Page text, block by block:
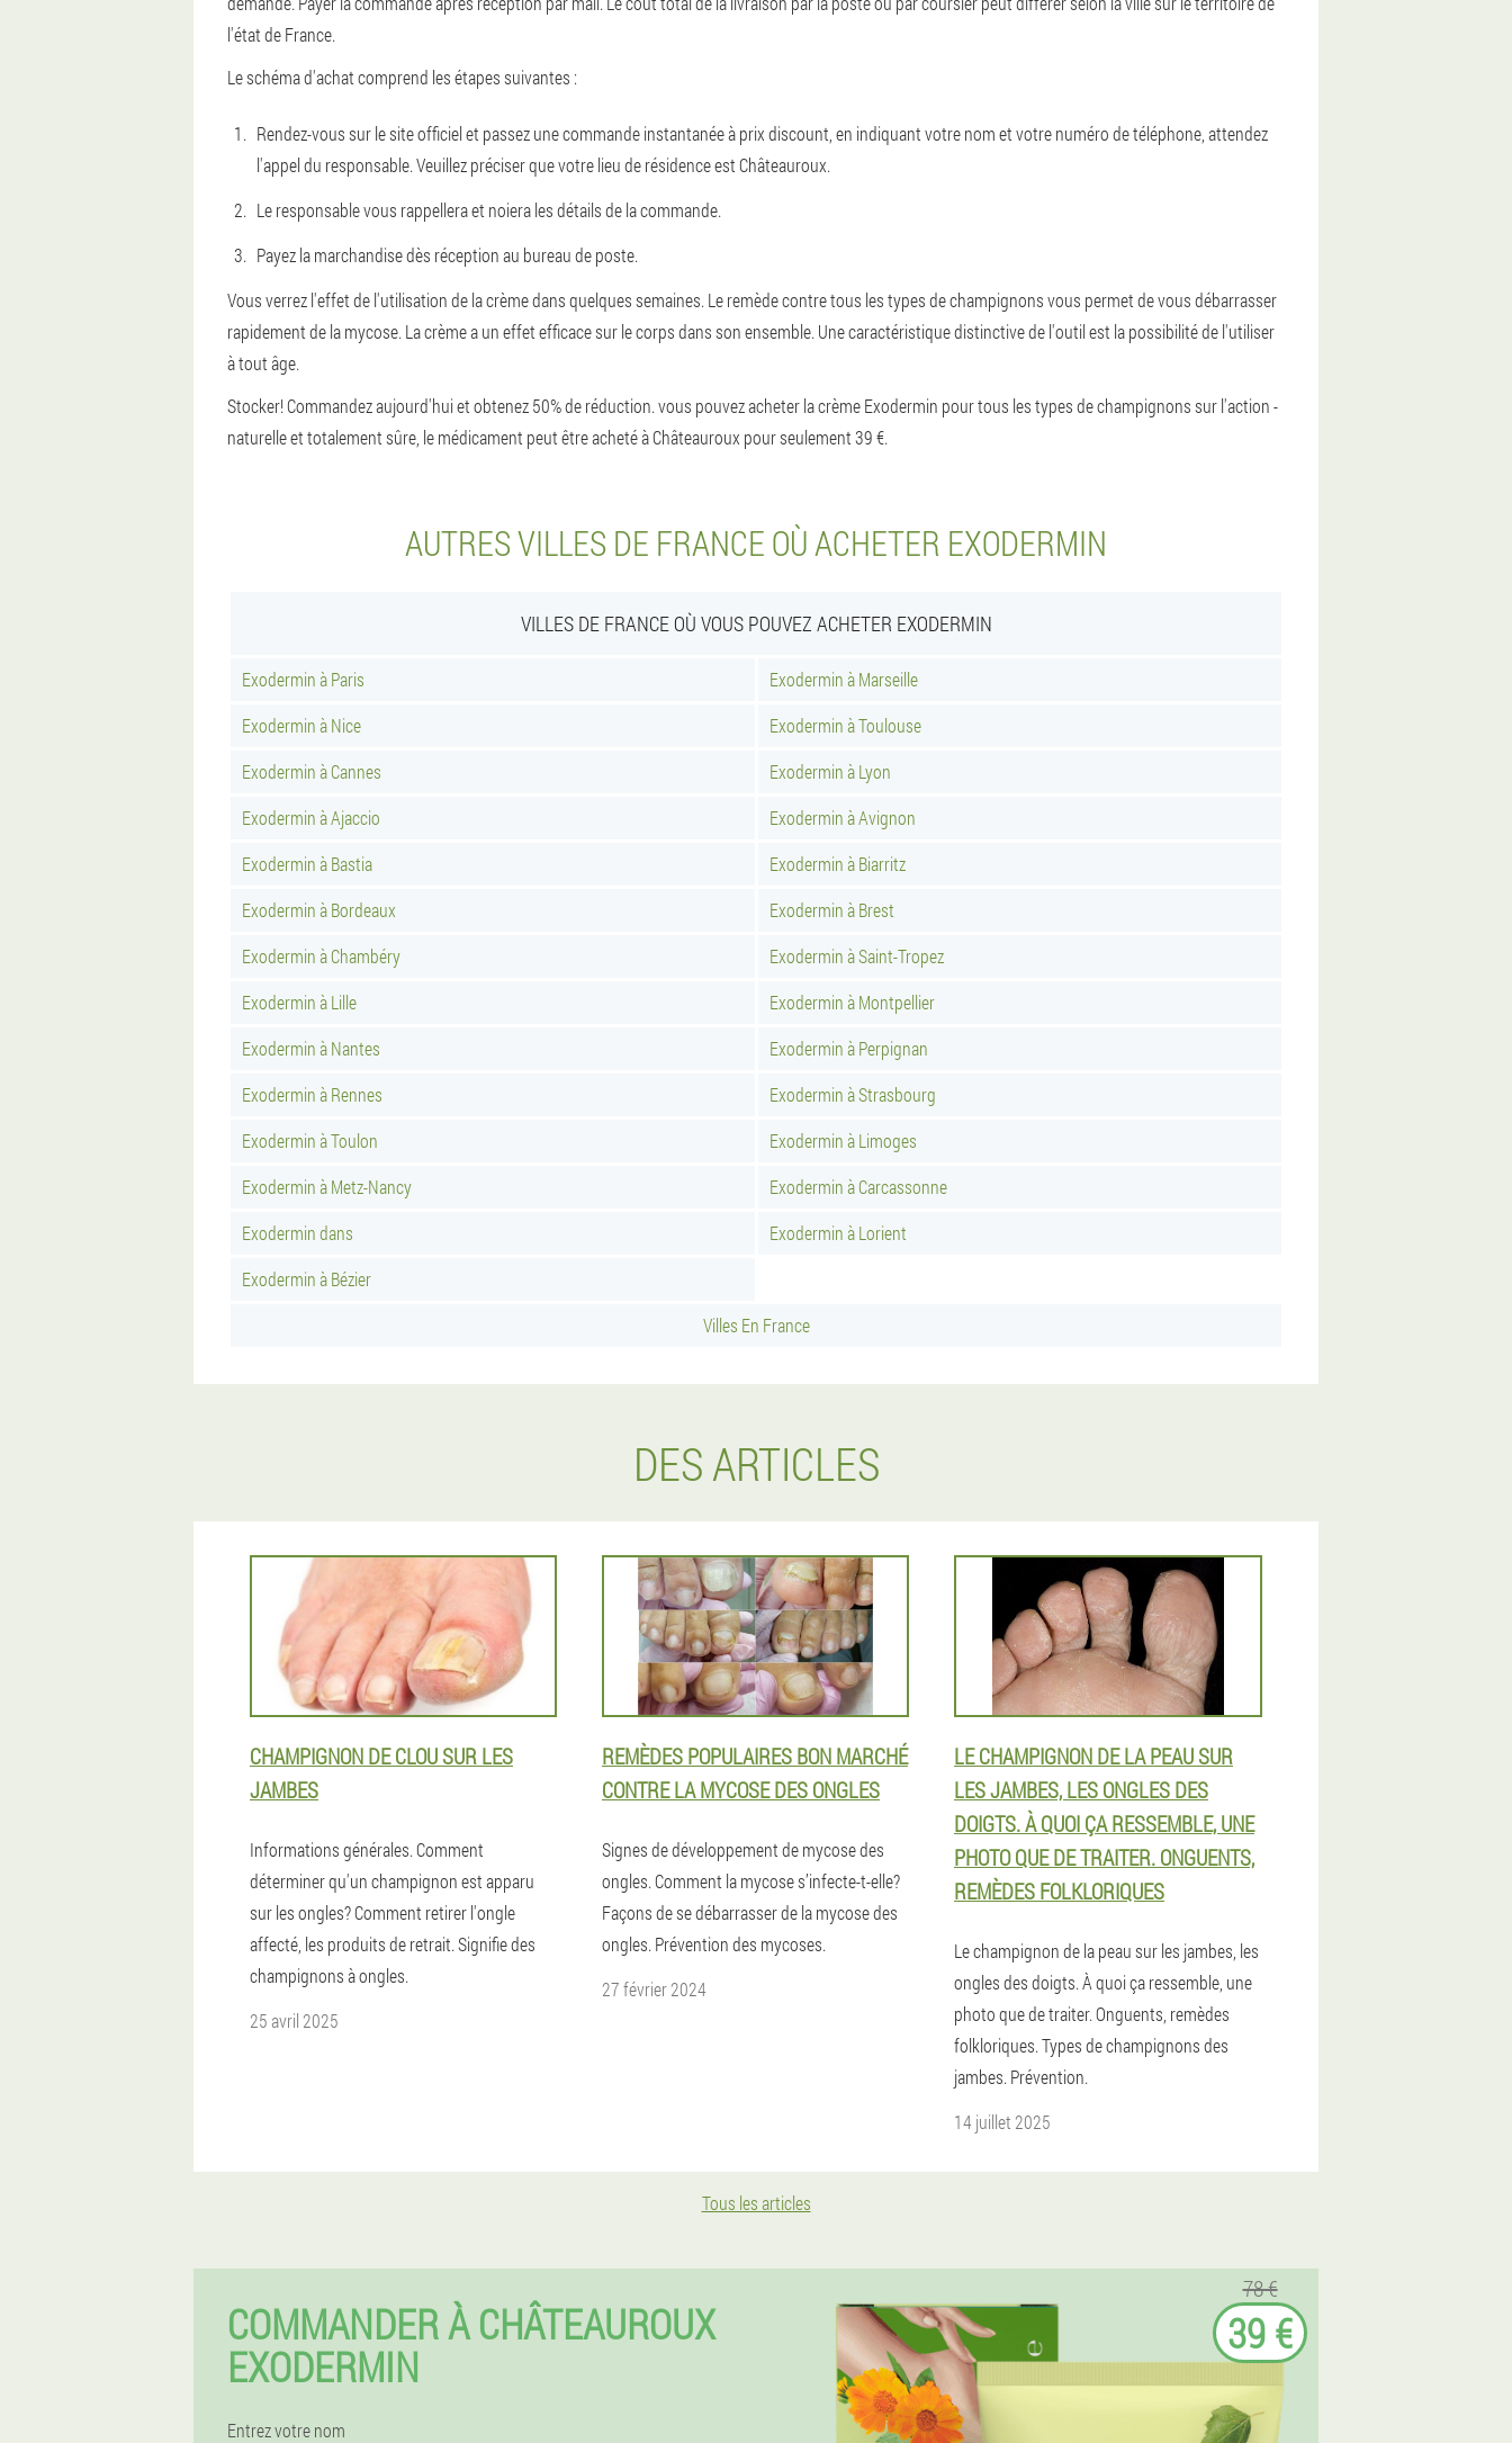
l'état de France.
Le schéma d'achat comprend les étapes suivantes :
Rendez-vous sur le site officiel et passez une commande instantanée à prix discount, en indiquant votre nom et votre numéro de téléphone, attendez
l'appel du responsable. Veuillez préciser que votre lieu de résidence est Châteauroux.
Le responsable vous rappellera et noiera les détails de la commande.
Payez la marchandise dès réception au bureau de poste.
Vous verrez l'effet de l'utilisation de la crème dans quelques semaines. Le remède contre tous les types de champignons vous permet de vous débarrasser
rapidement de la mycose. La crème a un effet efficace sur le corps dans son ensemble. Une caractéristique distinctive de l'outil est la possibilité de l'utiliser
à tout âge.
Stocker! Commandez aujourd'hui et obtenez 50% de réduction. vous pouvez acheter la crème Exodermin pour tous les types de champignons sur l'action -
naturelle et totalement sûre, le médicament peut être acheté à Châteauroux pour seulement 39 €.
AUTRES VILLES DE FRANCE OÙ ACHETER EXODERMIN
VILLES DE FRANCE OÙ VOUS POUVEZ ACHETER EXODERMIN
Exodermin à Paris
Exodermin à Marseille
Exodermin à Nice
Exodermin à Toulouse
Exodermin à Cannes
Exodermin à Lyon
Exodermin à Ajaccio
Exodermin à Avignon
Exodermin à Bastia
Exodermin à Biarritz
Exodermin à Bordeaux
Exodermin à Brest
Exodermin à Chambéry
Exodermin à Saint-Tropez
Exodermin à Lille
Exodermin à Montpellier
Exodermin à Nantes
Exodermin à Perpignan
Exodermin à Rennes
Exodermin à Strasbourg
Exodermin à Toulon
Exodermin à Limoges
Exodermin à Metz-Nancy
Exodermin à Carcassonne
Exodermin dans
Exodermin à Lorient
Exodermin à Bézier
Villes En France
DES ARTICLES
CHAMPIGNON DE CLOU SUR LES
JAMBES
Informations générales. Comment
déterminer qu'un champignon est apparu
sur les ongles? Comment retirer l'ongle
affecté, les produits de retrait. Signifie des
champignons à ongles.
25 avril 2025
REMÈDES POPULAIRES BON MARCHÉ
CONTRE LA MYCOSE DES ONGLES
Signes de développement de mycose des
ongles. Comment la mycose s’infecte-t-elle?
Façons de se débarrasser de la mycose des
ongles. Prévention des mycoses.
27 février 2024
LE CHAMPIGNON DE LA PEAU SUR
LES JAMBES, LES ONGLES DES
DOIGTS. À QUOI ÇA RESSEMBLE, UNE
PHOTO QUE DE TRAITER. ONGUENTS,
REMÈDES FOLKLORIQUES
Le champignon de la peau sur les jambes, les
ongles des doigts. À quoi ça ressemble, une
photo que de traiter. Onguents, remèdes
folkloriques. Types de champignons des
jambes. Prévention.
14 juillet 2025
Tous les articles
COMMANDER À CHÂTEAUROUX
EXODERMIN
Entrez votre nom
78 €
39 €